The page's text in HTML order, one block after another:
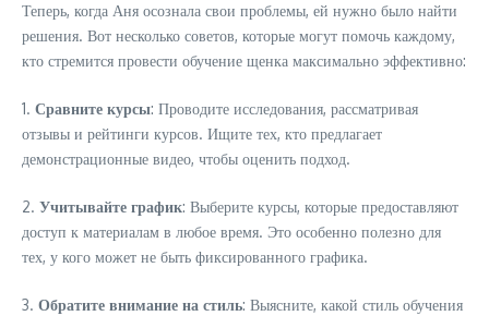
Теперь, когда Аня осознала свои проблемы, ей нужно было найти
решения. Вот несколько советов, которые могут помочь каждому,
кто стремится провести обучение щенка максимально эффективно:
1. Сравните курсы: Проводите исследования, рассматривая
отзывы и рейтинги курсов. Ищите тех, кто предлагает
демонстрационные видео, чтобы оценить подход.
2. Учитывайте график: Выберите курсы, которые предоставляют
доступ к материалам в любое время. Это особенно полезно для
тех, у кого может не быть фиксированного графика.
3. Обратите внимание на стиль: Выясните, какой стиль обучения